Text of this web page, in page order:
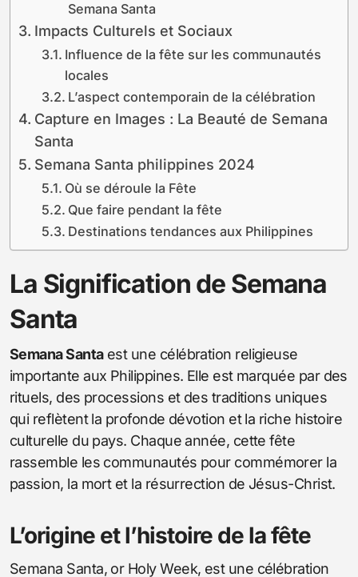
Semana Santa
Impacts Culturels et Sociaux
Influence de la fête sur les communautés
locales
L’aspect contemporain de la célébration
Capture en Images : La Beauté de Semana
Santa
Semana Santa philippines 2024
Où se déroule la Fête
Que faire pendant la fête
Destinations tendances aux Philippines
La Signification de Semana
Santa
Semana Santaest une célébration religieuse
importante aux Philippines. Elle est marquée par des
rituels, des processions et des traditions uniques
qui reflètent la profonde dévotion et la riche histoire
culturelle du pays. Chaque année, cette fête
rassemble les communautés pour commémorer la
passion, la mort et la résurrection de Jésus-Christ.
L’origine et l’histoire de la fête
Semana Santa, or Holy Week, est une célébration